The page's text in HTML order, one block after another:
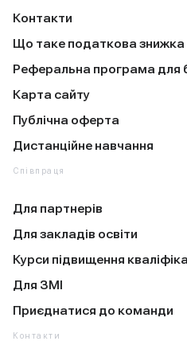
Контакти
Що таке податкова знижка
Реферальна програма для
Карта сайту
Публічна оферта
Дистанційне навчання
Співпраця
Для партнерів
Для закладів освіти
Курси підвищення
Для ЗМІ
Приєднатися до команди
Контакти